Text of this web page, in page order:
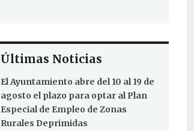
Últimas Noticias
El Ayuntamiento abre del 10 al 19 de
agosto el plazo para optar al Plan
Especial de Empleo de Zonas
Rurales Deprimidas